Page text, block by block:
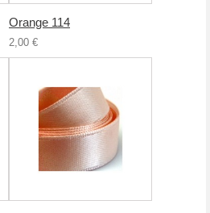
Orange 114
2,00 €